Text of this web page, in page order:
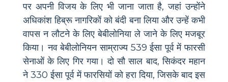
पर अपनी विजय के लिए भी जाना जाता है, जहां उन्होंने
अधिकांश हिब्रू नागरिकों को बंदी बना लिया और उन्हें कभी
वापस न लौटने के लिए बेबीलोनिया ले जाने के लिए मजबूर
किया। नव बेबीलोनियन साम्राज्य 539 ईसा पूर्व में फारसी
सेनाओं के लिए गिर गया। दो सौ साल बाद, सिकंदर महान
ने 330 ईसा पूर्व में फारसियों को हरा दिया, जिसके बाद इस